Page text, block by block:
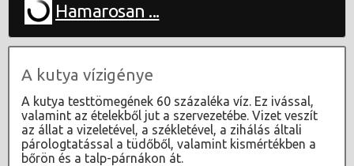
Hamarosan ...
A kutya vízigénye
A kutya testtömegének 60 százaléka víz. Ez ivással,
valamint az ételekből jut a szervezetébe. Vizet veszít
az állat a vizeletével, a székletével, a zihálás általi
párologtatással a tüdőből, valamint kismértékben a
bőrön és a talp-párnákon át.